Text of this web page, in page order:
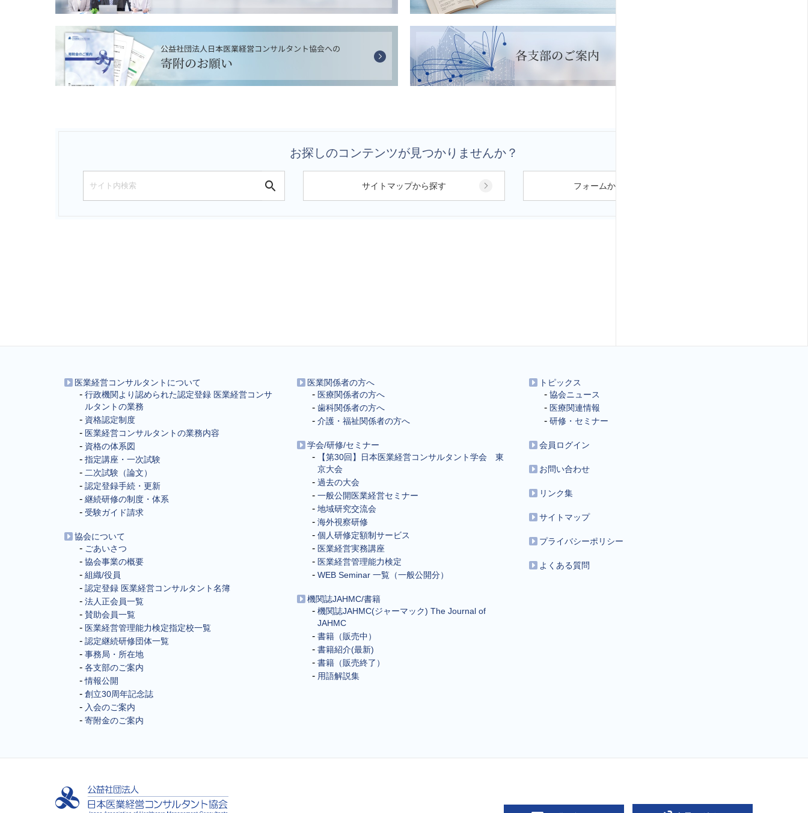
お探しのコンテンツが見つかりませんか？
サイトマップから探す フォームから問い合わせる
医業経営コンサルタントについて
行政機関より認められた認定登録 医業経営コンサ
ルタントの業務
資格認定制度
医業経営コンサルタントの業務内容
資格の体系図
指定講座・一次試験
二次試験（論文）
認定登録手続・更新
継続研修の制度・体系
受験ガイド請求
協会について
ごあいさつ
協会事業の概要
組織/役員
認定登録 医業経営コンサルタント名簿
法人正会員一覧
賛助会員一覧
医業経営管理能力検定指定校一覧
認定継続研修団体一覧
事務局・所在地
各支部のご案内
情報公開
創立30周年記念誌
入会のご案内
寄附金のご案内
医業関係者の方へ
医療関係者の方へ
歯科関係者の方へ
介護・福祉関係者の方へ
学会/研修/セミナー
【第30回】日本医業経営コンサルタント学会 東
京大会
過去の大会
一般公開医業経営セミナー
地域研究交流会
海外視察研修
個人研修定額制サービス
医業経営実務講座
医業経営管理能力検定
WEB Seminar 一覧（一般公開分）
機関誌JAHMC/書籍
機関誌JAHMC(ジャーマック) The Journal of
JAHMC
書籍（販売中）
書籍紹介(最新)
書籍（販売終了）
用語解説集
トピックス
協会ニュース
医療関連情報
研修・セミナー
会員ログイン
お問い合わせ
リンク集
サイトマップ
プライバシーポリシー
よくある質問